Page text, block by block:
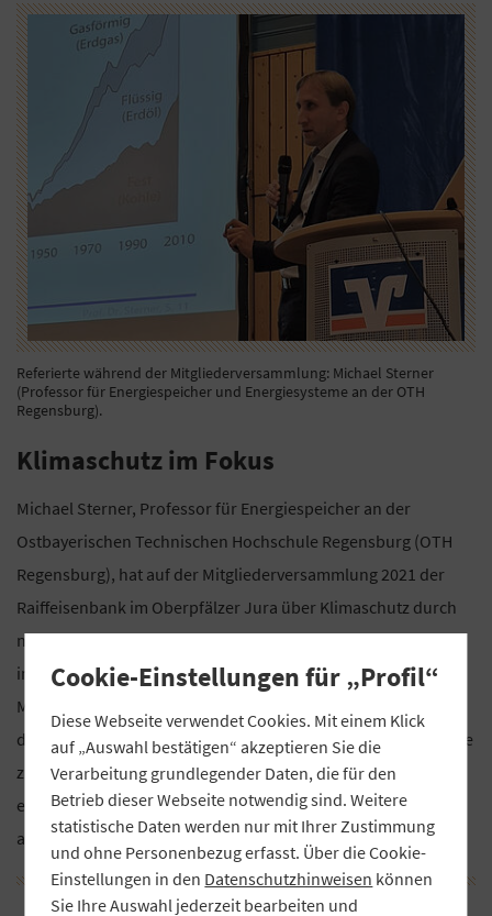
Referierte während der Mitgliederversammlung: Michael Sterner
(Professor für Energiespeicher und Energiesysteme an der OTH
Regensburg).
Klimaschutz im Fokus
Michael Sterner, Professor für Energiespeicher an der
Ostbayerischen Technischen Hochschule Regensburg (OTH
Regensburg), hat auf der Mitgliederversammlung 2021 der
Raiffeisenbank im Oberpfälzer Jura über Klimaschutz durch
nachhaltige Energie- und Mobilitätskonzepte referiert. Dabei
informierte er über die Energie-, Wärme-, Industrie- und
Mobilitätswende sowie deren Auswirkungen und Kosten für
die Wirtschaft. Dazu gab er einen Überblick, wie jeder Einzelne
zum Klimaschutz beitragen kann. Sterner sitzt in zahlreichen
energiewirtschaftlichen Gremien und berät unter anderem
auch die Bundesregierung zu energiepolitischen Fragen.
Cookie-Einstellungen für „Profil“
Diese Webseite verwendet Cookies. Mit einem Klick
auf „Auswahl bestätigen“ akzeptieren Sie die
Verarbeitung grundlegender Daten, die für den
Betrieb dieser Webseite notwendig sind. Weitere
statistische Daten werden nur mit Ihrer Zustimmung
und ohne Personenbezug erfasst. Über die Cookie-
Einstellungen in den Datenschutzhinweisen können
Sie Ihre Auswahl jederzeit bearbeiten und